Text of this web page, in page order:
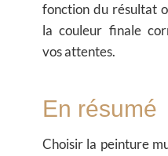
fonction du résultat
la couleur finale
vos attentes.
En résumé
Choisir la peinture